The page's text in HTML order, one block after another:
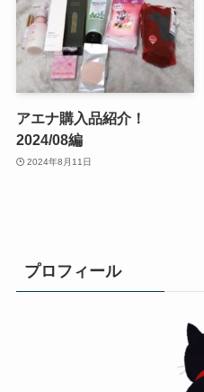
アエナ購入品紹介！
2024/08編
2024年8月11日
プロフィール